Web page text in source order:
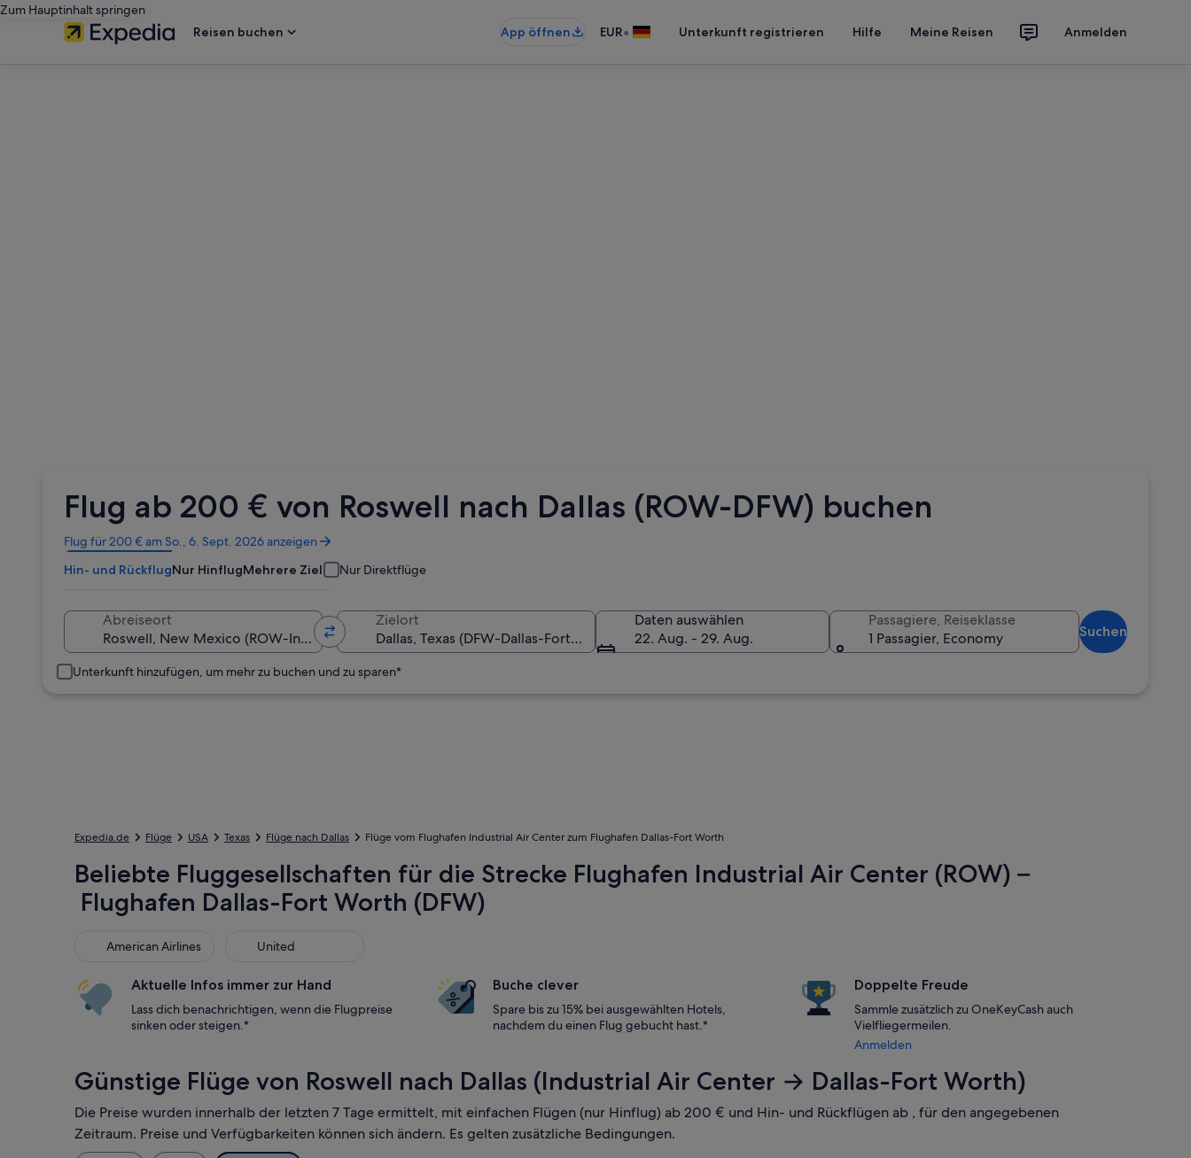
Zum Hauptinhalt springen
Reisen buchen
App öffnen EUR• Unterkunft registrieren Hilfe Meine Reisen Anmelden
Flug ab 200 € von Roswell nach Dallas (ROW-DFW) buchen
Flug für 200 € am So., 6. Sept. 2026 anzeigen
Wird
in
einem
geöffnet
Hin- und RückflugNur HinflugMehrere Ziele Nur Direktflüge
Abreiseort Zielort
Daten auswählen
22. Aug. - 29. Aug.
Passagiere, Reiseklasse
1 Passagier, Economy
Suchen
Unterkunft hinzufügen, um mehr zu buchen und zu sparen*
Expedia.de Flüge USA Texas Flüge nach Dallas Flüge vom Flughafen Industrial Air Center zum Flughafen Dallas-Fort Worth
Beliebte Fluggesellschaften für die Strecke Flughafen Industrial Air Center (ROW) –
Flughafen Dallas-Fort Worth (DFW)
American Airlines
American Airlines United
United
Aktuelle Infos immer zur Hand
Lass dich benachrichtigen, wenn die Flugpreise
sinken oder steigen.*
Buche clever
Spare bis zu 15% bei ausgewählten Hotels,
nachdem du einen Flug gebucht hast.*
Doppelte Freude
Sammle zusätzlich zu OneKeyCash auch
Vielfliegermeilen.
Anmelden
Günstige Flüge von Roswell nach Dallas (Industrial Air Center → Dallas-Fort Worth)
Die Preise wurden innerhalb der letzten 7 Tage ermittelt, mit einfachen Flügen (nur Hinflug) ab 200 € und Hin- und Rückflügen ab , für den angegebenen
Zeitraum. Preise und Verfügbarkeiten können sich ändern. Es gelten zusätzliche Bedingungen.